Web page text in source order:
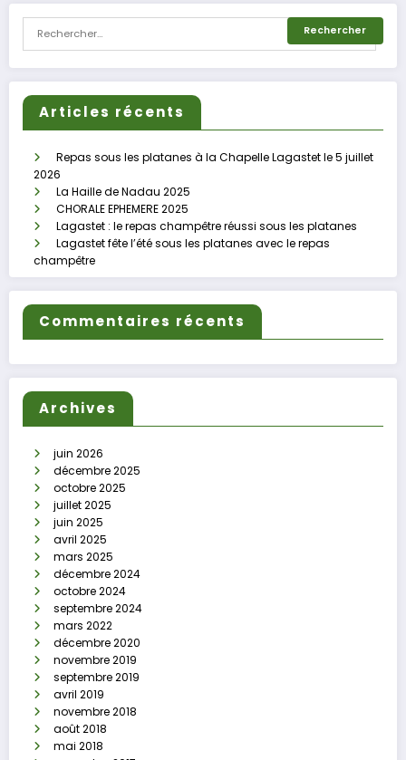
Articles récents
Repas sous les platanes à la Chapelle Lagastet le 5 juillet
2026
La Haille de Nadau 2025
CHORALE EPHEMERE 2025
Lagastet : le repas champêtre réussi sous les platanes
Lagastet fête l’été sous les platanes avec le repas
champêtre
Commentaires récents
Archives
juin 2026
décembre 2025
octobre 2025
juillet 2025
juin 2025
avril 2025
mars 2025
décembre 2024
octobre 2024
septembre 2024
mars 2022
décembre 2020
novembre 2019
septembre 2019
avril 2019
novembre 2018
août 2018
mai 2018